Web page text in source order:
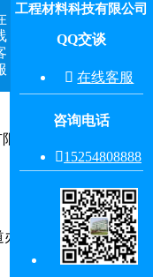
公司
办事处王东村东
工程材料科技有限公司
QQ交谈
 在线客服
咨询电话
15254808888‬